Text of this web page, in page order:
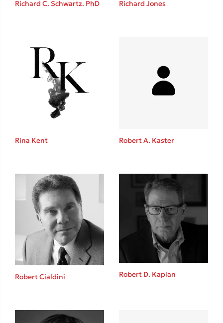
Καθρέφτης
Sebastian Fitzek
Στέφανος Ξενάκης
Το λεξικό της ζωής σου
Richard C. Schwartz. PhD Richard Jones
Rina Kent Robert A. Kaster
Robert Cialdini Robert D. Kaplan